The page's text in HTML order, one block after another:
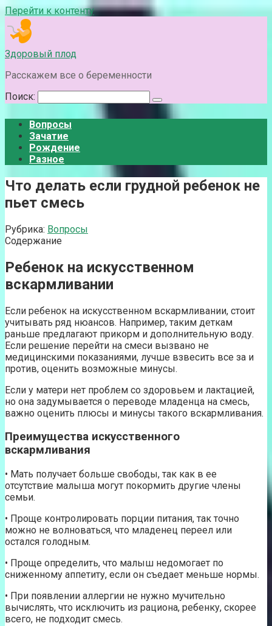
Перейти к контенту
Здоровый плод
Расскажем все о беременности
Поиск:
Вопросы
Зачатие
Рождение
Разное
Что делать если грудной ребенок не
пьет смесь
Рубрика: Вопросы
Содержание
Ребенок на искусственном
вскармливании
Если ребенок на искусственном вскармливании, стоит
учитывать ряд нюансов. Например, таким деткам
раньше предлагают прикорм и дополнительную воду.
Если решение перейти на смеси вызвано не
медицинскими показаниями, лучше взвесить все за и
против, оценить возможные минусы.
Если у матери нет проблем со здоровьем и лактацией,
но она задумывается о переводе младенца на смесь,
важно оценить плюсы и минусы такого вскармливания.
Преимущества искусственного
вскармливания
• Мать получает больше свободы, так как в ее
отсутствие малыша могут покормить другие члены
семьи.
• Проще контролировать порции питания, так точно
можно не волноваться, что младенец переел или
остался голодным.
• Проще определить, что малыш недомогает по
сниженному аппетиту, если он съедает меньше нормы.
• При появлении аллергии не нужно мучительно
вычислять, что исключить из рациона, ребенку, скорее
всего, не подходит смесь.